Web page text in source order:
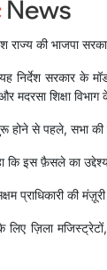
राज्य की भाजपा
सरकार के
शिक्षा विभाग
से पहले, सभा की
कि इस फ़ैसले का
प्राधिकारी की
ज़िला मजिस्ट्रेटों,